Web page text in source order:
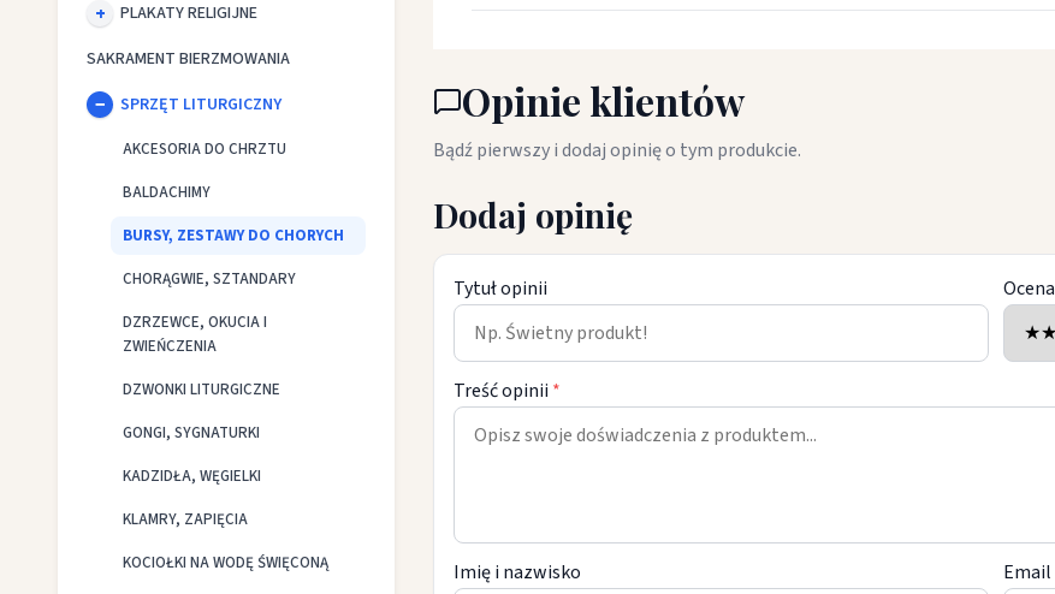
PLAKATY RELIGIJNE
SAKRAMENT BIERZMOWANIA
SPRZĘT LITURGICZNY
AKCESORIA DO CHRZTU
BALDACHIMY
BURSY, ZESTAWY DO CHORYCH
CHORĄGWIE, SZTANDARY
DZRZEWCE, OKUCIA I
ZWIEŃCZENIA
DZWONKI LITURGICZNE
GONGI, SYGNATURKI
KADZIDŁA, WĘGIELKI
KLAMRY, ZAPIĘCIA
KOCIOŁKI NA WODĘ ŚWIĘCONĄ
Opinie klientów
Bądź pierwszy i dodaj opinię o tym produkcie.
Dodaj opinię
Tytuł opinii Ocena
Treść opinii *
Imię i nazwisko Email